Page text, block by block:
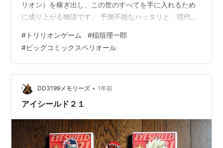
リオン）を稼ぎ出し、この世のすべてを手に入れるため
に成り上がる物語です。 予測不能なハッタリと、現代ビ
アドレナリンが溢れ出す最高のエンタメ作品です。
# トリリオンゲーム #稲垣理一郎
#ビッグコミックスペリオール
DD3199メモリーズ • 1年前
アイシールド２１